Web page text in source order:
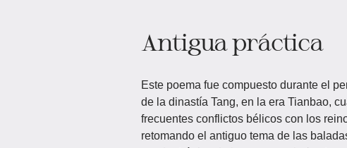
Antigua práctica
Este poema fue compuesto durante el
de la dinastía Tang, en la era Tianbao,
frecuentes conflictos bélicos con los
retomando el antiguo tema de las